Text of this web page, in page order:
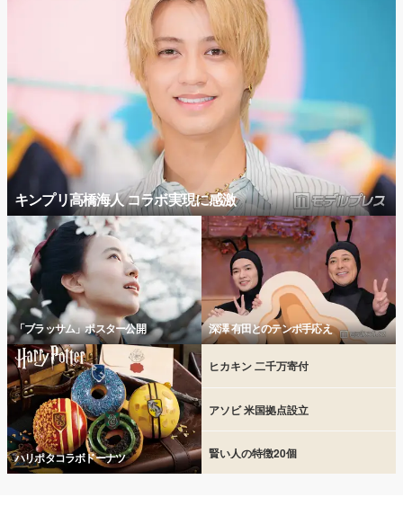
キンプリ高橋海人 コラボ実現に感激
「ブラッサム」ポスター公開 深澤 有田とのテンポ手応え
ハリポタコラボドーナツ
ヒカキン 二千万寄付
アソビ 米国拠点設立
賢い人の特徴20個